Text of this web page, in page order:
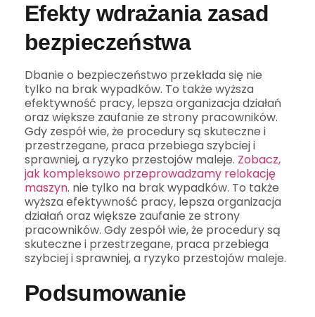
Efekty wdrażania zasad
bezpieczeństwa
Dbanie o bezpieczeństwo przekłada się nie
tylko na brak wypadków. To także wyższa
efektywność pracy, lepsza organizacja działań
oraz większe zaufanie ze strony pracowników.
Gdy zespół wie, że procedury są skuteczne i
przestrzegane, praca przebiega szybciej i
sprawniej, a ryzyko przestojów maleje. Zobacz,
jak kompleksowo przeprowadzamy relokację
maszyn. nie tylko na brak wypadków. To także
wyższa efektywność pracy, lepsza organizacja
działań oraz większe zaufanie ze strony
pracowników. Gdy zespół wie, że procedury są
skuteczne i przestrzegane, praca przebiega
szybciej i sprawniej, a ryzyko przestojów maleje.
Podsumowanie